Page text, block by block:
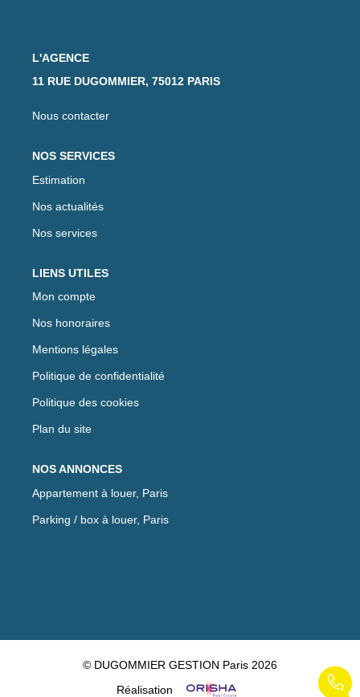
L'AGENCE
11 RUE DUGOMMIER, 75012 PARIS
Nous contacter
NOS SERVICES
Estimation
Nos actualités
Nos services
LIENS UTILES
Mon compte
Nos honoraires
Mentions légales
Politique de confidentialité
Politique des cookies
Plan du site
NOS ANNONCES
Appartement à louer, Paris
Parking / box à louer, Paris
© DUGOMMIER GESTION Paris 2026
Réalisation